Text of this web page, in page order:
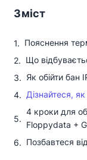
Зміст
Пояснення
Що
Як обійти бан
Дізнайтеся,
4 кроки для
Floppydata +
Позбавтеся